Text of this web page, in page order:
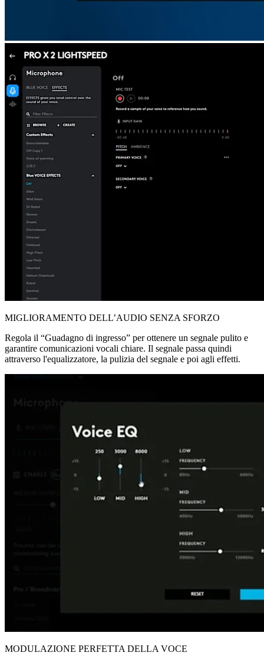
MIGLIORAMENTO DELL’AUDIO SENZA SFORZO
Regola il “Guadagno di ingresso” per ottenere un segnale pulito e
garantire comunicazioni vocali chiare. Il segnale passa quindi
attraverso l'equalizzatore, la pulizia del segnale e poi agli effetti.
MODULAZIONE PERFETTA DELLA VOCE